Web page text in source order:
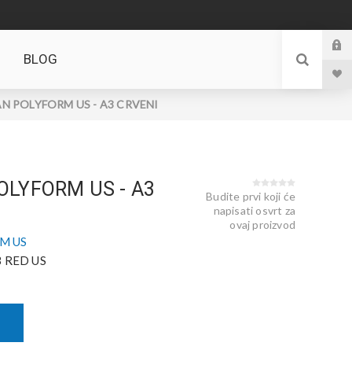
BLOG
POLYFORM US - A3 CRVENI
US - A3
US
US
Budite prvi koji će
napisati osvrt za
ovaj proizvod